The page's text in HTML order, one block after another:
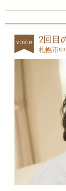
2回目
札幌市